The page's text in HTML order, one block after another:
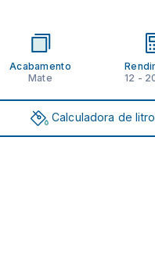
Acabamento
Mate
12 -
Calculadora de